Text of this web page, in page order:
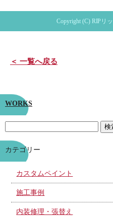
Copyright (C) RIPリ
＜ 一覧へ戻る
WORKS
カテゴリー
カスタムペイント
施工事例
内装修理・張替え